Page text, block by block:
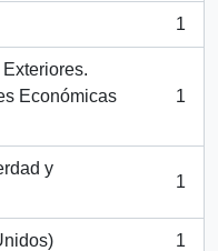
1
Económicas
1
y
1
1